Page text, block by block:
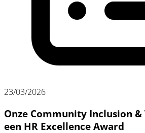
23/03/2026
Onze Community Inclusion
een HR Excellence Award